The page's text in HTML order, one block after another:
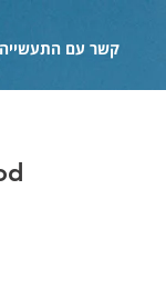
קשר עם התעשייה